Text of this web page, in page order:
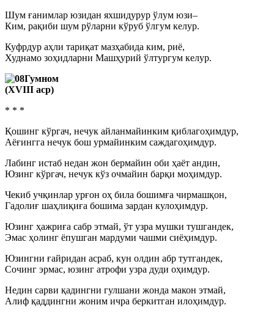
Шум ғанимлар юзидан яхшидурур ўлум юзи–
Ким, рақиби шум рўларни кўруб ўлгум келур.
Куфрдур аҳли тариқат мазҳабида ким, риё,
Худнамо зоҳидларни Машҳурий ўлтургум келур.
Гумном
(ХVIII аср)
* * *
Қошинг кўргач, нечук айланмайинким қиблагоҳимдур,
Аёғингга нечук бош урмайинким саждагоҳимдур.
Лабинг истаб недан жон бермайин оби ҳаёт андин,
Юзинг кўргач, нечук кўз очмайин барқи моҳимдур.
Чекиб учқинлар урғон оҳ била бошимға чирмашқон,
Гадолиғ шаҳлиқиға бошима зардан кулоҳимдур.
Юзинг ҳажриға сабр этмай, ўт узра мушки тушгандек,
Эмас ҳолинг ёпушган мардуми чашми сиёҳимдур.
Юзингни ғайридан асраб, кун олдин абр тутгандек,
Сочинг эрмас, юзинг атрофи узра дуди оҳимдур.
Недин сарви қадингни гулшани жонда макон этмай,
Алиф қаддингни жоним ичра беркитган илоҳимдур.